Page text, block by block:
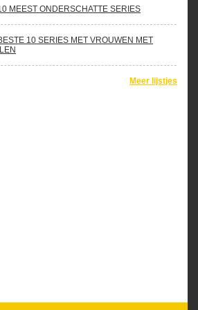
MEEST ONDERSCHATTE SERIES
10 SERIES MET VROUWEN MET
Meer lijstjes